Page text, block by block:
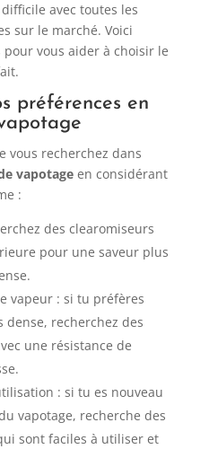
avec toutes les
sur le marché. Voici
vous aider à choisir le
préférences en
vous recherchez dans
vapotageen considérant
:
des clearomiseurs
pour une saveur plus
vapeur : si tu préfères
dense, recherchez des
une résistance de
: si tu es nouveau
vapotage, recherche des
sont faciles à utiliser et